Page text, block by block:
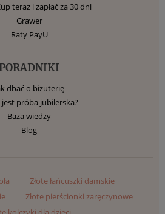
teraz i zapłać za 30 dni
Grawer
Raty PayU
dbać o biżuterię
jest próba jubilerska?
Baza wiedzy
Blog
Złote łańcuszki damskie
Złote pierścionki zaręczynowe